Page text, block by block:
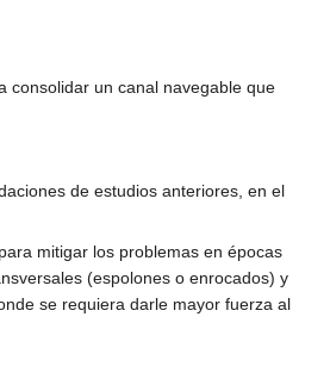
consolidar un canal navegable que
de estudios anteriores, en el
mitigar los problemas en épocas
(espolones o enrocados) y
se requiera darle mayor fuerza al